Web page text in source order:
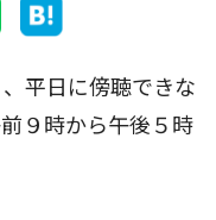
平日に傍聴できな
９時から午後５時